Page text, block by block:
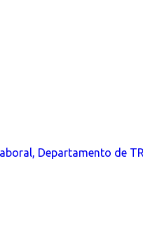
Departamento de